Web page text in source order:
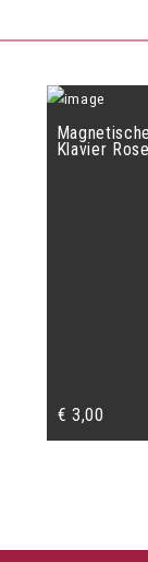
Klavier Rose
€ 3,00